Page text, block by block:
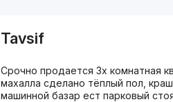
Tavsif
Срочно продается 3х комнатная
махалла сделано тёплый пол,
машинной базар ест парковый